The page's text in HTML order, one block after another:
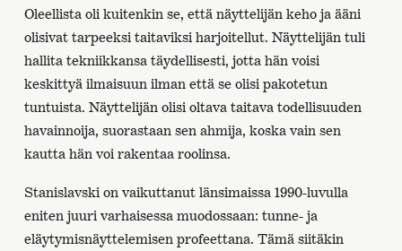
Oleellista oli kuitenkin se, että näyttelijän keho ja ääni
olisivat tarpeeksi taitaviksi harjoitellut. Näyttelijän tuli
hallita tekniikkansa täydellisesti, jotta hän voisi
keskittyä ilmaisuun ilman että se olisi pakotetun
tuntuista. Näyttelijän olisi oltava taitava todellisuuden
havainnoija, suorastaan sen ahmija, koska vain sen
kautta hän voi rakentaa roolinsa.
Stanislavski on vaikuttanut länsimaissa 1990-luvulla
eniten juuri varhaisessa muodossaan: tunne- ja
eläytymisnäyttelemisen profeettana. Tämä siitäkin